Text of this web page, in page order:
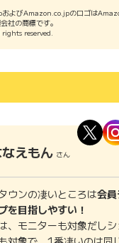
よびAmazon.co.jpのロゴは
社の商標です。
reserved.
えもん さん
ウンの凄いところは会員
を目指しやすい！
、モニターも対象だしシ